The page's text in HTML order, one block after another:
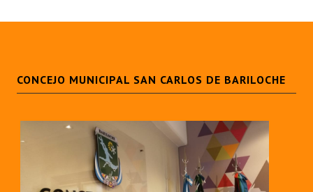
CONCEJO MUNICIPAL SAN CARLOS DE BARILOCHE